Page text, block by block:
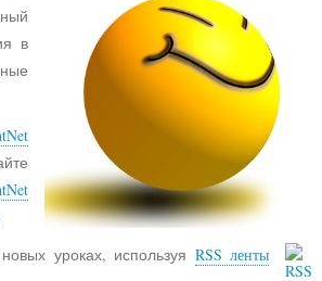
в
уроках, используя RSS ленты